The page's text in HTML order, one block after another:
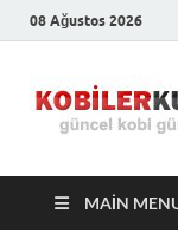
08 Ağustos 2026
MAIN